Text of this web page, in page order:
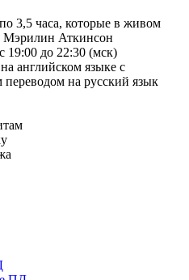
3,5 часа, которые в живом
Мэрилин Аткинсон
19:00 до 22:30 (мск)
английском языке с
переводом на русский язык